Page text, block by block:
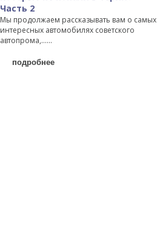
Часть 2
Мы продолжаем рассказывать вам о самых
интересных автомобилях советского
автопрома,…...
подробнее